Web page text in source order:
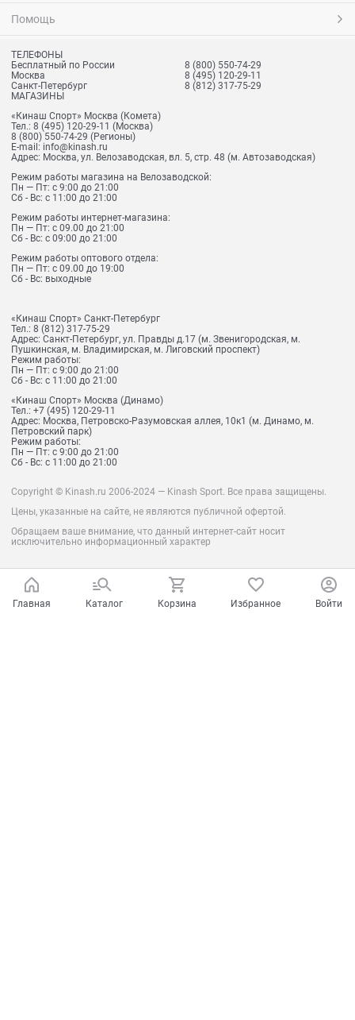
Помощь
ТЕЛЕФОНЫ
Бесплатный по России
8 (800) 550-74-29
Москва
8 (495) 120-29-11
Санкт-Петербург
8 (812) 317-75-29
МАГАЗИНЫ
«Кинаш Спорт» Москва (Комета)
Тел.: 8 (495) 120-29-11 (Москва)
8 (800) 550-74-29 (Регионы)
E-mail: info@kinash.ru
Адрес: Москва, ул. Велозаводская, вл. 5, стр. 48 (м. Автозаводская)
Режим работы магазина на Велозаводской:
Пн — Пт: с 9:00 до 21:00
Сб - Вс: с 11:00 до 21:00
Режим работы интернет-магазина:
Пн — Пт: с 09.00 до 21:00
Сб - Вс: с 09:00 до 21:00
Режим работы оптового отдела:
Пн — Пт: с 09.00 до 19:00
Сб - Вс: выходные
«Кинаш Спорт» Санкт-Петербург
Тел.: 8 (812) 317-75-29
Адрес: Санкт-Петербург, ул. Правды д.17 (м. Звенигородская, м.
Пушкинская, м. Владимирская, м. Лиговский проспект)
Режим работы:
Пн — Пт: с 9:00 до 21:00
Сб - Вс: с 11:00 до 21:00
«Кинаш Спорт» Москва (Динамо)
Тел.: +7 (495) 120-29-11
Адрес: Москва, Петровско-Разумовская аллея, 10к1 (м. Динамо, м.
Петровский парк)
Режим работы:
Пн — Пт: с 9:00 до 21:00
Сб - Вс: с 11:00 до 21:00
Copyright © Kinash.ru 2006-2024 — Kinash Sport. Все права защищены.
Цены, указанные на сайте, не являются публичной офертой.
Обращаем ваше внимание, что данный интернет-сайт носит
исключительно информационный характер
Главная Каталог Корзина Избранное Войти